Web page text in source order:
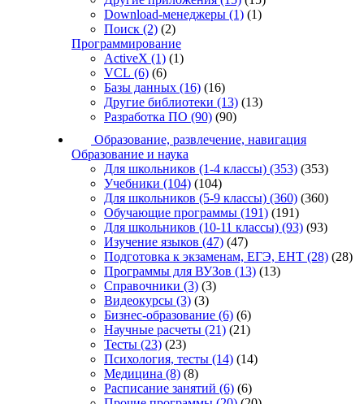
Download-менеджеры (1) (1)
Поиск (2) (2)
Программирование
ActiveX (1) (1)
VCL (6) (6)
Базы данных (16) (16)
Другие библиотеки (13) (13)
Разработка ПО (90) (90)
Образование, развлечение, навигация
Образование и наука
Для школьников (1-4 классы) (353) (353)
Учебники (104) (104)
Для школьников (5-9 классы) (360) (360)
Обучающие программы (191) (191)
Для школьников (10-11 классы) (93) (93)
Изучение языков (47) (47)
Подготовка к экзаменам, ЕГЭ, ЕНТ (28) (28)
Программы для ВУЗов (13) (13)
Справочники (3) (3)
Видеокурсы (3) (3)
Бизнес-образование (6) (6)
Научные расчеты (21) (21)
Тесты (23) (23)
Психология, тесты (14) (14)
Медицина (8) (8)
Расписание занятий (6) (6)